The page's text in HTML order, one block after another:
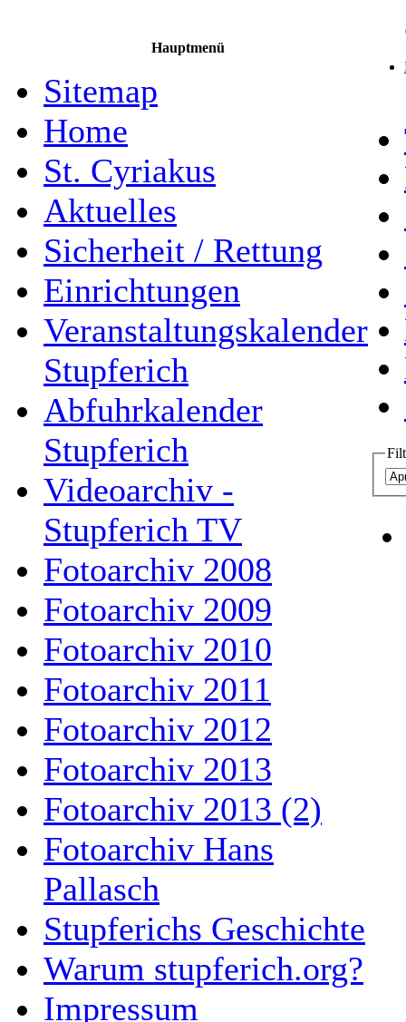
Hauptmenü
Sitemap
Home
St. Cyriakus
Aktuelles
Sicherheit / Rettung
Einrichtungen
Veranstaltungskalender
Stupferich
Abfuhrkalender
Stupferich
Videoarchiv -
Stupferich TV
Fotoarchiv 2008
Fotoarchiv 2009
Fotoarchiv 2010
Fotoarchiv 2011
Fotoarchiv 2012
Fotoarchiv 2013
Fotoarchiv 2013 (2)
Fotoarchiv Hans
Pallasch
Stupferichs Geschichte
Warum stupferich.org?
Impressum